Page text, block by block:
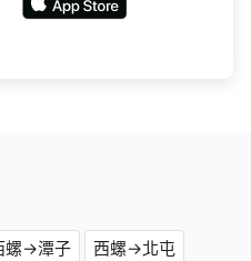
螺→潭子
西螺→北屯